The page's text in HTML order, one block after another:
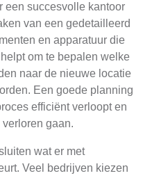
een succesvolle kantoor
van een gedetailleerd
en apparatuur die
om te bepalen welke
naar de nieuwe locatie
Een goede planning
efficiënt verloopt en
gaan.
wat er met
Veel bedrijven kiezen